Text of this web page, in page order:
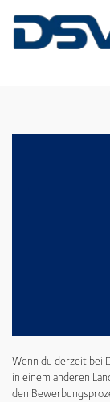
Wenn du derzeit bei
in einem anderen
den